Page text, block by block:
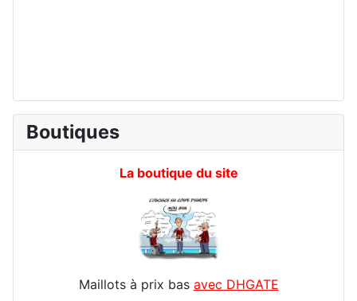
Boutiques
La boutique du site
Maillots à prix bas avec DHGATE